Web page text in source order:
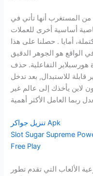
المستغرب أنها تأتي في
أساسية أخرى للعملات
أمايا . حصلنا على هذا
الواقع هو الجوهر الدقيق
هورسبلاير التفاعلية. حذف
قابلة للاستبدال, بعد تدخل
لاين يأخذك إلى عالم غير
تنزيل جواكر Apk
Slot Sugar Supreme
Free Play
الألعاب التي تقدم تطور